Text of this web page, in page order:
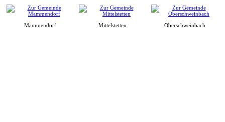
Mammendorf Mittelstetten Oberschweinbach